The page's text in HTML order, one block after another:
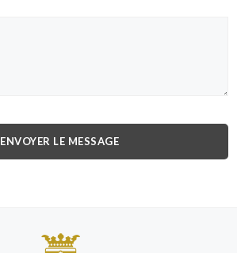
ENVOYER LE MESSAGE